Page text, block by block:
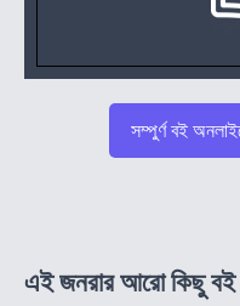
সম্পুর্ণ বই
এই জনরার আরো কিছু বই